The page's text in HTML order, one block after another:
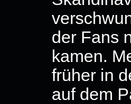
der Fans
kamen.
früher in
auf dem